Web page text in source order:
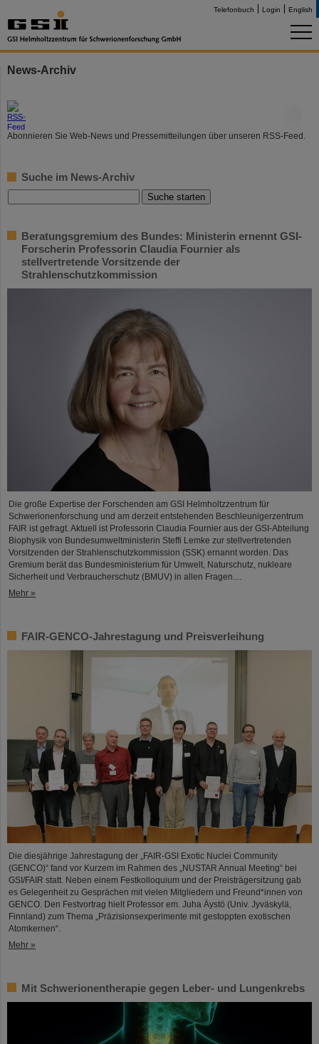
Telefonbuch Login English
News-Archiv
Abonnieren Sie Web-News und Pressemitteilungen über unseren RSS-Feed.
Suche im News-Archiv
Beratungsgremium des Bundes: Ministerin ernennt GSI-
Forscherin Professorin Claudia Fournier als
stellvertretende Vorsitzende der
Strahlenschutzkommission
Die große Expertise der Forschenden am GSI Helmholtzzentrum für
Schwerionenforschung und am derzeit entstehenden Beschleunigerzentrum
FAIR ist gefragt. Aktuell ist Professorin Claudia Fournier aus der GSI-Abteilung
Biophysik von Bundesumweltministerin Steffi Lemke zur stellvertretenden
Vorsitzenden der Strahlenschutzkommission (SSK) ernannt worden. Das
Gremium berät das Bundesministerium für Umwelt, Naturschutz, nukleare
Sicherheit und Verbraucherschutz (BMUV) in allen Fragen....
Mehr »
FAIR-GENCO-Jahrestagung und Preisverleihung
Die diesjährige Jahrestagung der „FAIR-GSI Exotic Nuclei Community
(GENCO)“ fand vor Kurzem im Rahmen des „NUSTAR Annual Meeting“ bei
GSI/FAIR statt. Neben einem Festkolloquium und der Preisträgersitzung gab
es Gelegenheit zu Gesprächen mit vielen Mitgliedern und Freund*innen von
GENCO. Den Festvortrag hielt Professor em. Juha Äystö (Univ. Jyväskylä,
Finnland) zum Thema „Präzisionsexperimente mit gestoppten exotischen
Atomkernen“.
Mehr »
Mit Schwerionentherapie gegen Leber- und Lungenkrebs